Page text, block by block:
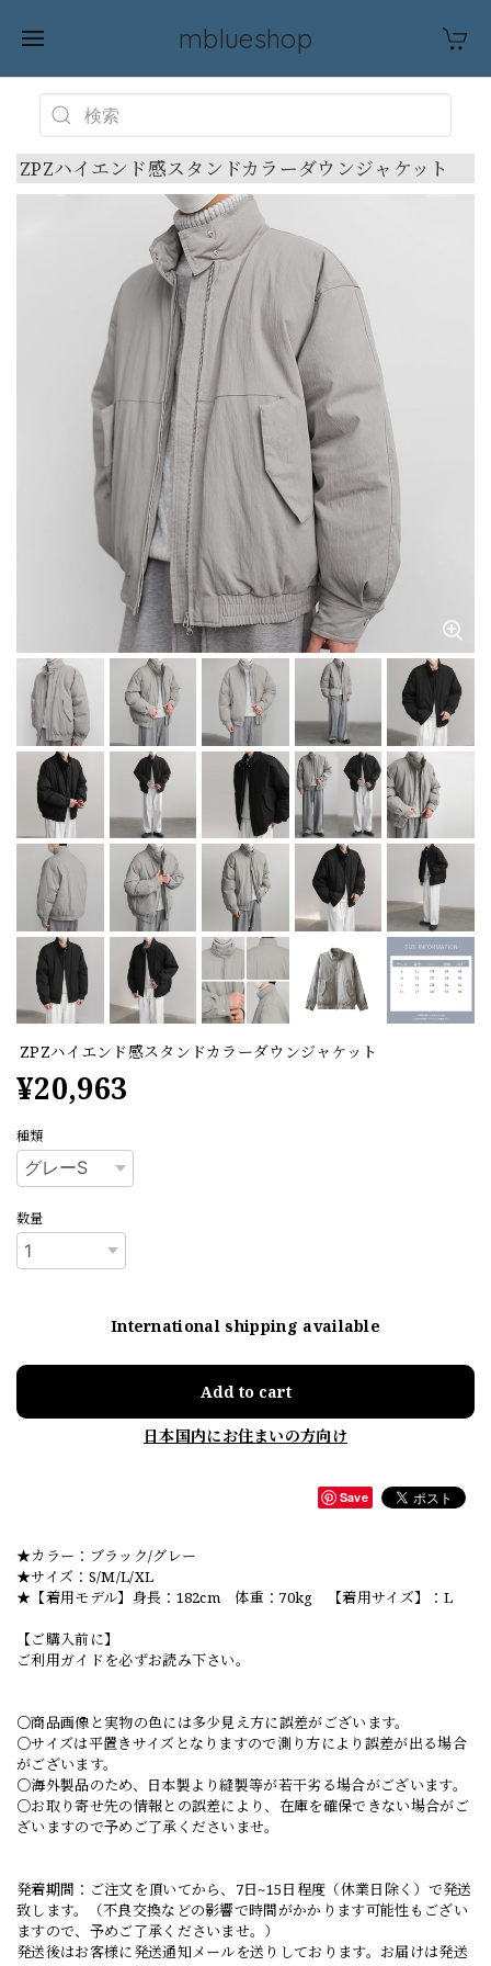
mblueshop
ZPZハイエンド感スタンドカラーダウンジャケット
ZPZハイエンド感スタンドカラーダウンジャケット
¥20,963
種類
数量
International shipping available
Add to cart
日本国内にお住まいの方向け
Save
★カラー：ブラック/グレー
★サイズ：S/M/L/XL
★【着用モデル】身長：182cm 体重：70kg 【着用サイズ】：L
【ご購入前に】
ご利用ガイドを必ずお読み下さい。
○商品画像と実物の色には多少見え方に誤差がございます。
○サイズは平置きサイズとなりますので測り方により誤差が出る場合
がございます。
○海外製品のため、日本製より縫製等が若干劣る場合がございます。
○お取り寄せ先の情報との誤差により、在庫を確保できない場合がご
ざいますので予めご了承くださいませ。
発着期間：ご注文を頂いてから、7日~15日程度（休業日除く）で発送
致します。（不良交換などの影響で時間がかかります可能性もござい
ますので、予めご了承くださいませ。）
発送後はお客様に発送通知メールを送りしております。お届けは発送